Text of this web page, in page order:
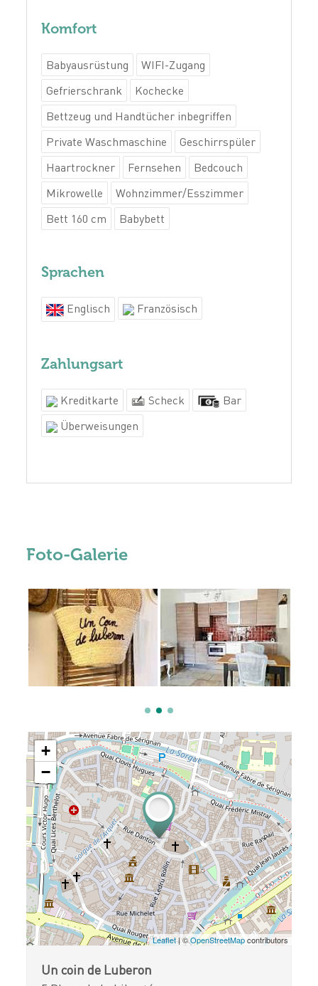
Komfort
Babyausrüstung
WIFI-Zugang
Gefrierschrank
Kochecke
Bettzeug und Handtücher inbegriffen
Private Waschmaschine
Geschirrspüler
Haartrockner
Fernsehen
Bedcouch
Mikrowelle
Wohnzimmer/Esszimmer
Bett 160 cm
Babybett
Sprachen
Englisch Französisch
Zahlungsart
Kreditkarte Scheck
Bar
Überweisungen
Foto-Galerie
+
−
Leaflet| ©OpenStreetMapcontributors
Un coin de Luberon